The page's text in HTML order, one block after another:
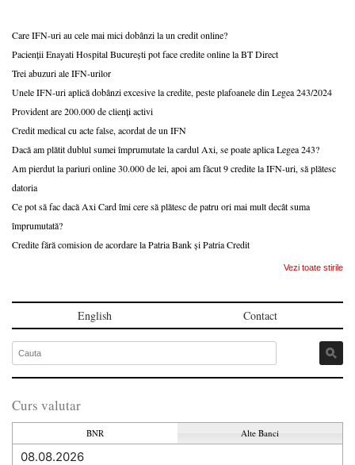
Care IFN-uri au cele mai mici dobânzi la un credit online?
Pacienții Enayati Hospital București pot face credite online la BT Direct
Trei abuzuri ale IFN-urilor
Unele IFN-uri aplică dobânzi excesive la credite, peste plafoanele din Legea 243/2024
Provident are 200.000 de clienți activi
Credit medical cu acte false, acordat de un IFN
Dacă am plătit dublul sumei împrumutate la cardul Axi, se poate aplica Legea 243?
Am pierdut la pariuri online 30.000 de lei, apoi am făcut 9 credite la IFN-uri, să plătesc
datoria
Ce pot să fac dacă Axi Card îmi cere să plătesc de patru ori mai mult decât suma
împrumutată?
Credite fără comision de acordare la Patria Bank și Patria Credit
Vezi toate stirile
English Contact
Curs valutar
BNR Alte Banci
08.08.2026